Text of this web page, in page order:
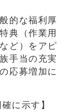
的な福利厚
典（作業用
ど）をアピ
手当の充実
応募増加に
に示す】